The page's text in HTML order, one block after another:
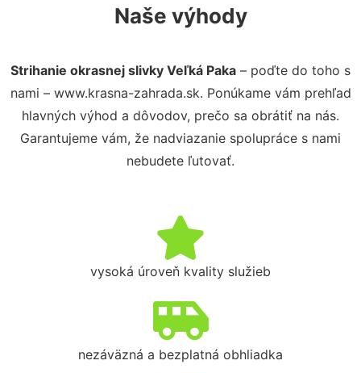
Naše výhody
Strihanie okrasnej slivky Veľká Paka – poďte do toho s
nami – www.krasna-zahrada.sk. Ponúkame vám prehľad
hlavných výhod a dôvodov, prečo sa obrátiť na nás.
Garantujeme vám, že nadviazanie spolupráce s nami
nebudete ľutovať.
vysoká úroveň kvality služieb
nezáväzná a bezplatná obhliadka